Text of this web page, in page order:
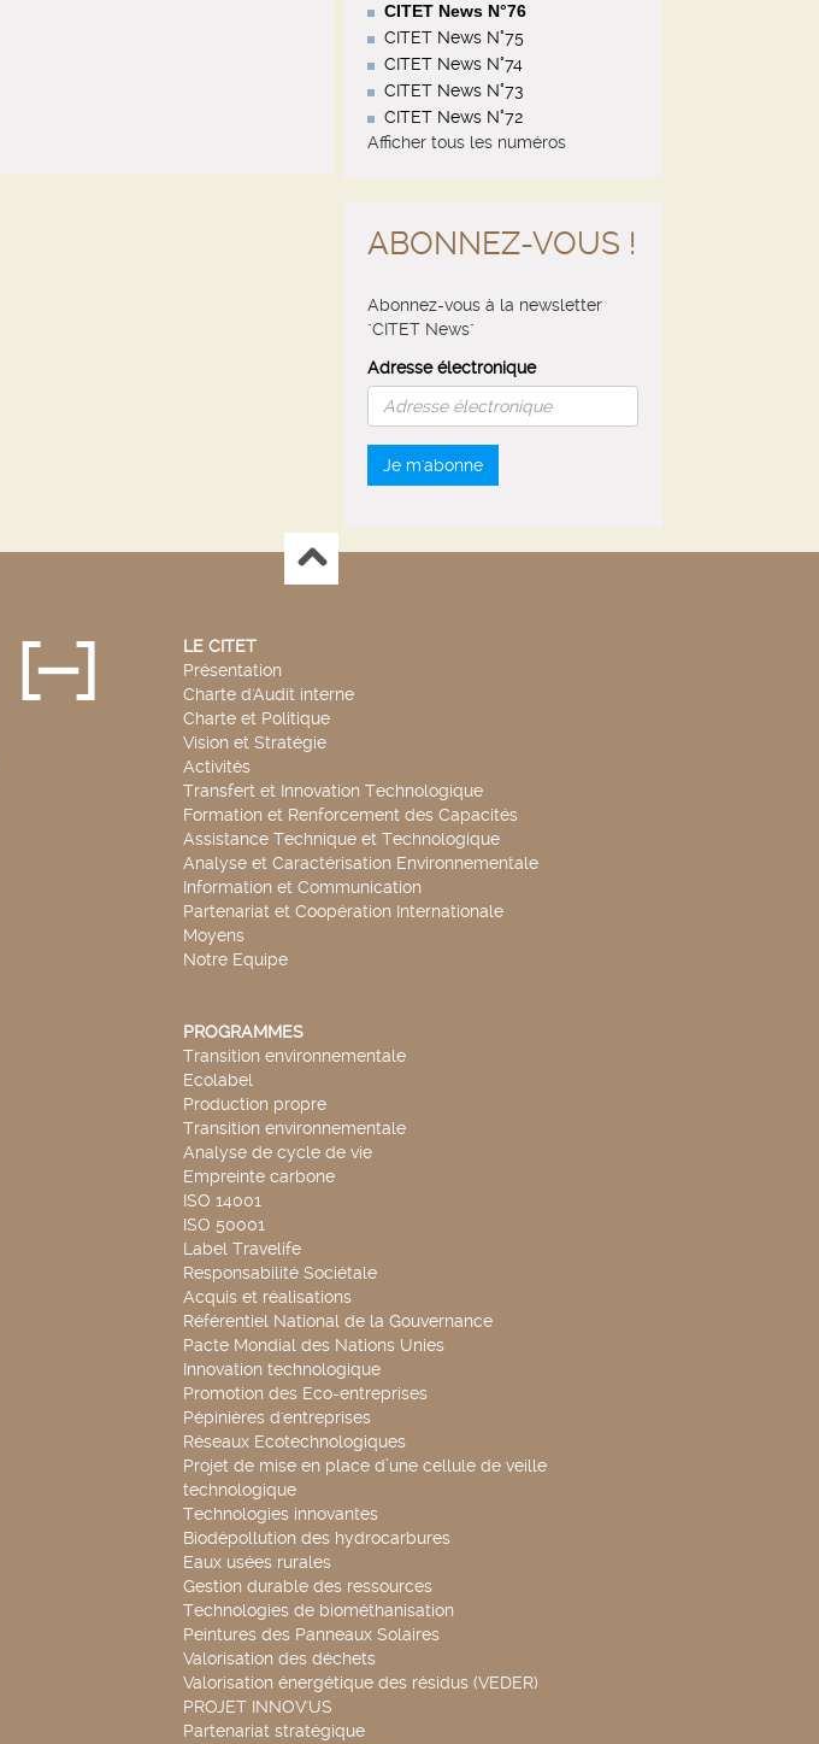
CITET News N°76
CITET News N°75
CITET News N°74
CITET News N°73
CITET News N°72
Afficher tous les numéros
ABONNEZ-VOUS !
Abonnez-vous à la newsletter
"CITET News"
Adresse électronique
Je m'abonne
LE CITET
Présentation
Charte d'Audit interne
Charte et Politique
Vision et Stratégie
Activités
Transfert et Innovation Technologique
Formation et Renforcement des Capacités
Assistance Technique et Technologique
Analyse et Caractérisation Environnementale
Information et Communication
Partenariat et Coopération Internationale
Moyens
Notre Equipe
PROGRAMMES
Transition environnementale
Ecolabel
Production propre
Transition environnementale
Analyse de cycle de vie
Empreinte carbone
ISO 14001
ISO 50001
Label Travelife
Responsabilité Sociétale
Acquis et réalisations
Référentiel National de la Gouvernance
Pacte Mondial des Nations Unies
Innovation technologique
Promotion des Eco-entreprises
Pépinières d'entreprises
Réseaux Ecotechnologiques
Projet de mise en place d’une cellule de veille
technologique
Technologies innovantes
Biodépollution des hydrocarbures
Eaux usées rurales
Gestion durable des ressources
Technologies de biométhanisation
Peintures des Panneaux Solaires
Valorisation des déchets
Valorisation énergétique des résidus (VEDER)
PROJET INNOV'US
Partenariat stratégique